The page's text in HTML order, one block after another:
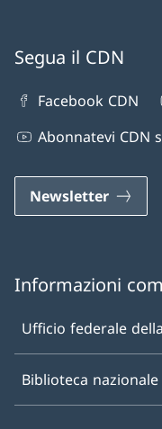
Segua il CDN
Facebook CDN
Abonnatevi CDN
Newsletter
Informazioni
Ufficio federale
Biblioteca nazionale